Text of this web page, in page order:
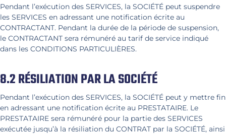
Pendant l’exécution des SERVICES, la SOCIÉTÉ peut suspendre
les SERVICES en adressant une notification écrite au
CONTRACTANT. Pendant la durée de la période de suspension,
le CONTRACTANT sera rémunéré au tarif de service indiqué
dans les CONDITIONS PARTICULIÈRES.
8.2 RÉSILIATION PAR LA SOCIÉTÉ
Pendant l’exécution des SERVICES, la SOCIÉTÉ peut y mettre fin
en adressant une notification écrite au PRESTATAIRE. Le
PRESTATAIRE sera rémunéré pour la partie des SERVICES
exécutée jusqu’à la résiliation du CONTRAT par la SOCIÉTÉ, ainsi